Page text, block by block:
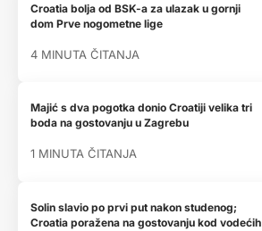
Croatia bolja od BSK-a za ulazak u gornji
dom Prve nogometne lige
4 MINUTA ČITANJA
Majić s dva pogotka donio Croatiji velika tri
boda na gostovanju u Zagrebu
1 MINUTA ČITANJA
Solin slavio po prvi put nakon studenog;
Croatia poražena na gostovanju kod vodećih